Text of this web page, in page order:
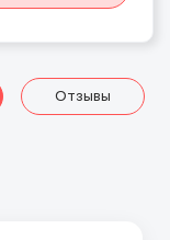
Отзывы